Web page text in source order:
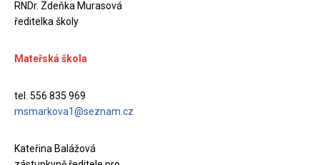
RNDr. Zdeňka Murasová
ředitelka školy
Mateřská škola
tel. 556 835 969
msmarkova1@seznam.cz
Kateřina Balážová